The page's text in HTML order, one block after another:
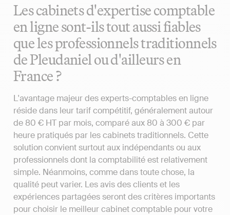
Les cabinets d'expertise comptable
en ligne sont-ils tout aussi fiables
que les professionnels traditionnels
de Pleudaniel ou d'ailleurs en
France ?
L'avantage majeur des experts-comptables en ligne
réside dans leur tarif compétitif, généralement autour
de 80 € HT par mois, comparé aux 80 à 300 € par
heure pratiqués par les cabinets traditionnels. Cette
solution convient surtout aux indépendants ou aux
professionnels dont la comptabilité est relativement
simple. Néanmoins, comme dans toute chose, la
qualité peut varier. Les avis des clients et les
expériences partagées seront des critères importants
pour choisir le meilleur cabinet comptable pour votre